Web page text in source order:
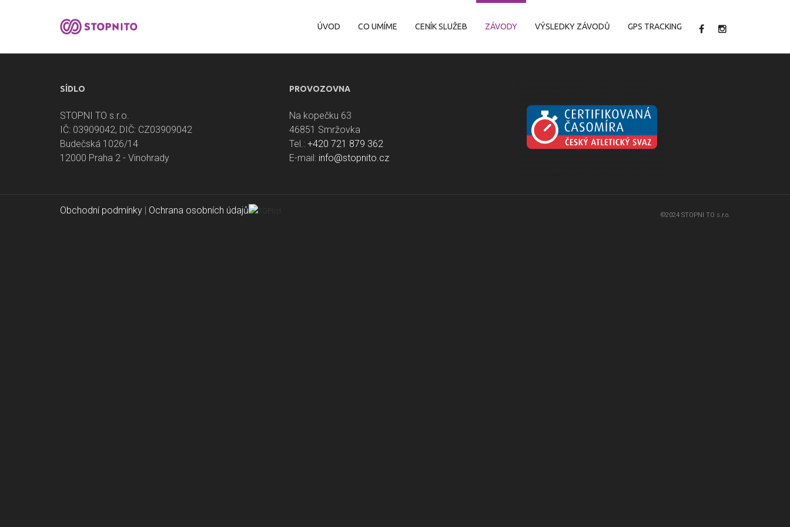
ÚVOD CO UMÍME CENÍK SLUŽEB ZÁVODY VÝSLEDKY ZÁVODŮ GPS TRACKING
SÍDLO
STOPNI TO s.r.o.
IČ: 03909042, DIČ: CZ03909042
Budečská 1026/14
12000 Praha 2 - Vinohrady
PROVOZOVNA
Na kopečku 63
46851 Smržovka
Tel.: +420 721 879 362
E-mail: info@stopnito.cz
Obchodní podmínky | Ochrana osobních údajů ©2024 STOPNI TO s.r.o.